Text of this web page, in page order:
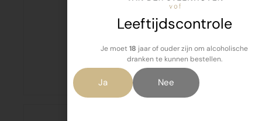
Kerrie 3 st
1,99
Leeftijdscontrole
Je moet18 jaar of ouder zijn om alcoholische
dranken te kunnen bestellen.
Ja Nee